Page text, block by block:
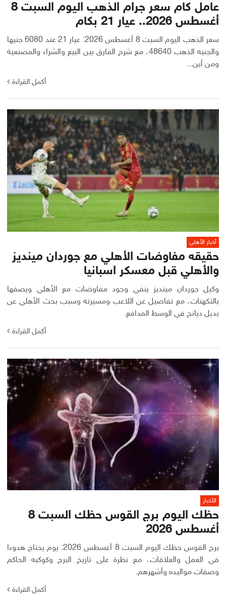
عامل كام سعر جرام الذهب اليوم السبت 8
أغسطس 2026.. عيار 21 بكام
سعر الذهب اليوم السبت 8 أغسطس 2026: عيار 21 عند 6080 جنيها
والجنيه الذهب 48640، مع شرح الفارق بين البيع والشراء والمصنعية
ومن أين...
أكمل القراءة
أخبار الأهلي
حقيقه مفاوضات الأهلي مع جوردان مينديز
والأهلي قبل معسكر اسبانيا
وكيل جوردان مينديز ينفي وجود مفاوضات مع الأهلي ويصفها
بالتكهنات، مع تفاصيل عن اللاعب ومسيرته وسبب بحث الأهلي عن
بديل ديانج في الوسط المدافع.
أكمل القراءة
الأخبار
حظك اليوم برج القوس حظك السبت 8
أغسطس 2026
برج القوس حظك اليوم السبت 8 أغسطس 2026: يوم يحتاج هدوءا
في العمل والعلاقات، مع نظرة على تاريخ البرج وكوكبه الحاكم
وصفات مواليده وأشهرهم.
أكمل القراءة